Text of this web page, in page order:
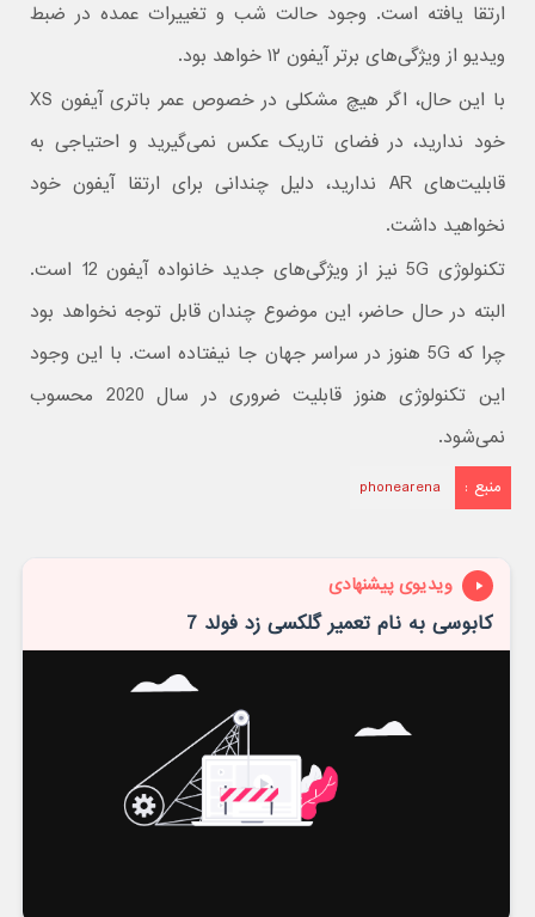
ارتقا یافته است. وجود حالت شب و تغییرات عمده در ضبط
ویدیو از ویژگی‌های برتر آیفون ۱۲ خواهد بود.
با این حال، اگر هیچ مشکلی در خصوص عمر باتری آیفون XS
خود ندارید، در فضای تاریک عکس نمی‌گیرید و احتیاجی به
قابلیت‌های AR ندارید، دلیل چندانی برای ارتقا آیفون خود
نخواهید داشت.
تکنولوژی 5G نیز از ویژگی‌های جدید خانواده آیفون 12 است.
البته در حال حاضر، این موضوع چندان قابل توجه نخواهد بود
چرا که 5G هنوز در سراسر جهان جا نیفتاده است. با این وجود
این تکنولوژی هنوز قابلیت ضروری در سال 2020 محسوب
نمی‌شود.
منبع : phonearena
ویدیوی پیشنهادی
کابوسی به‌ نام تعمیر گلکسی زد فولد 7